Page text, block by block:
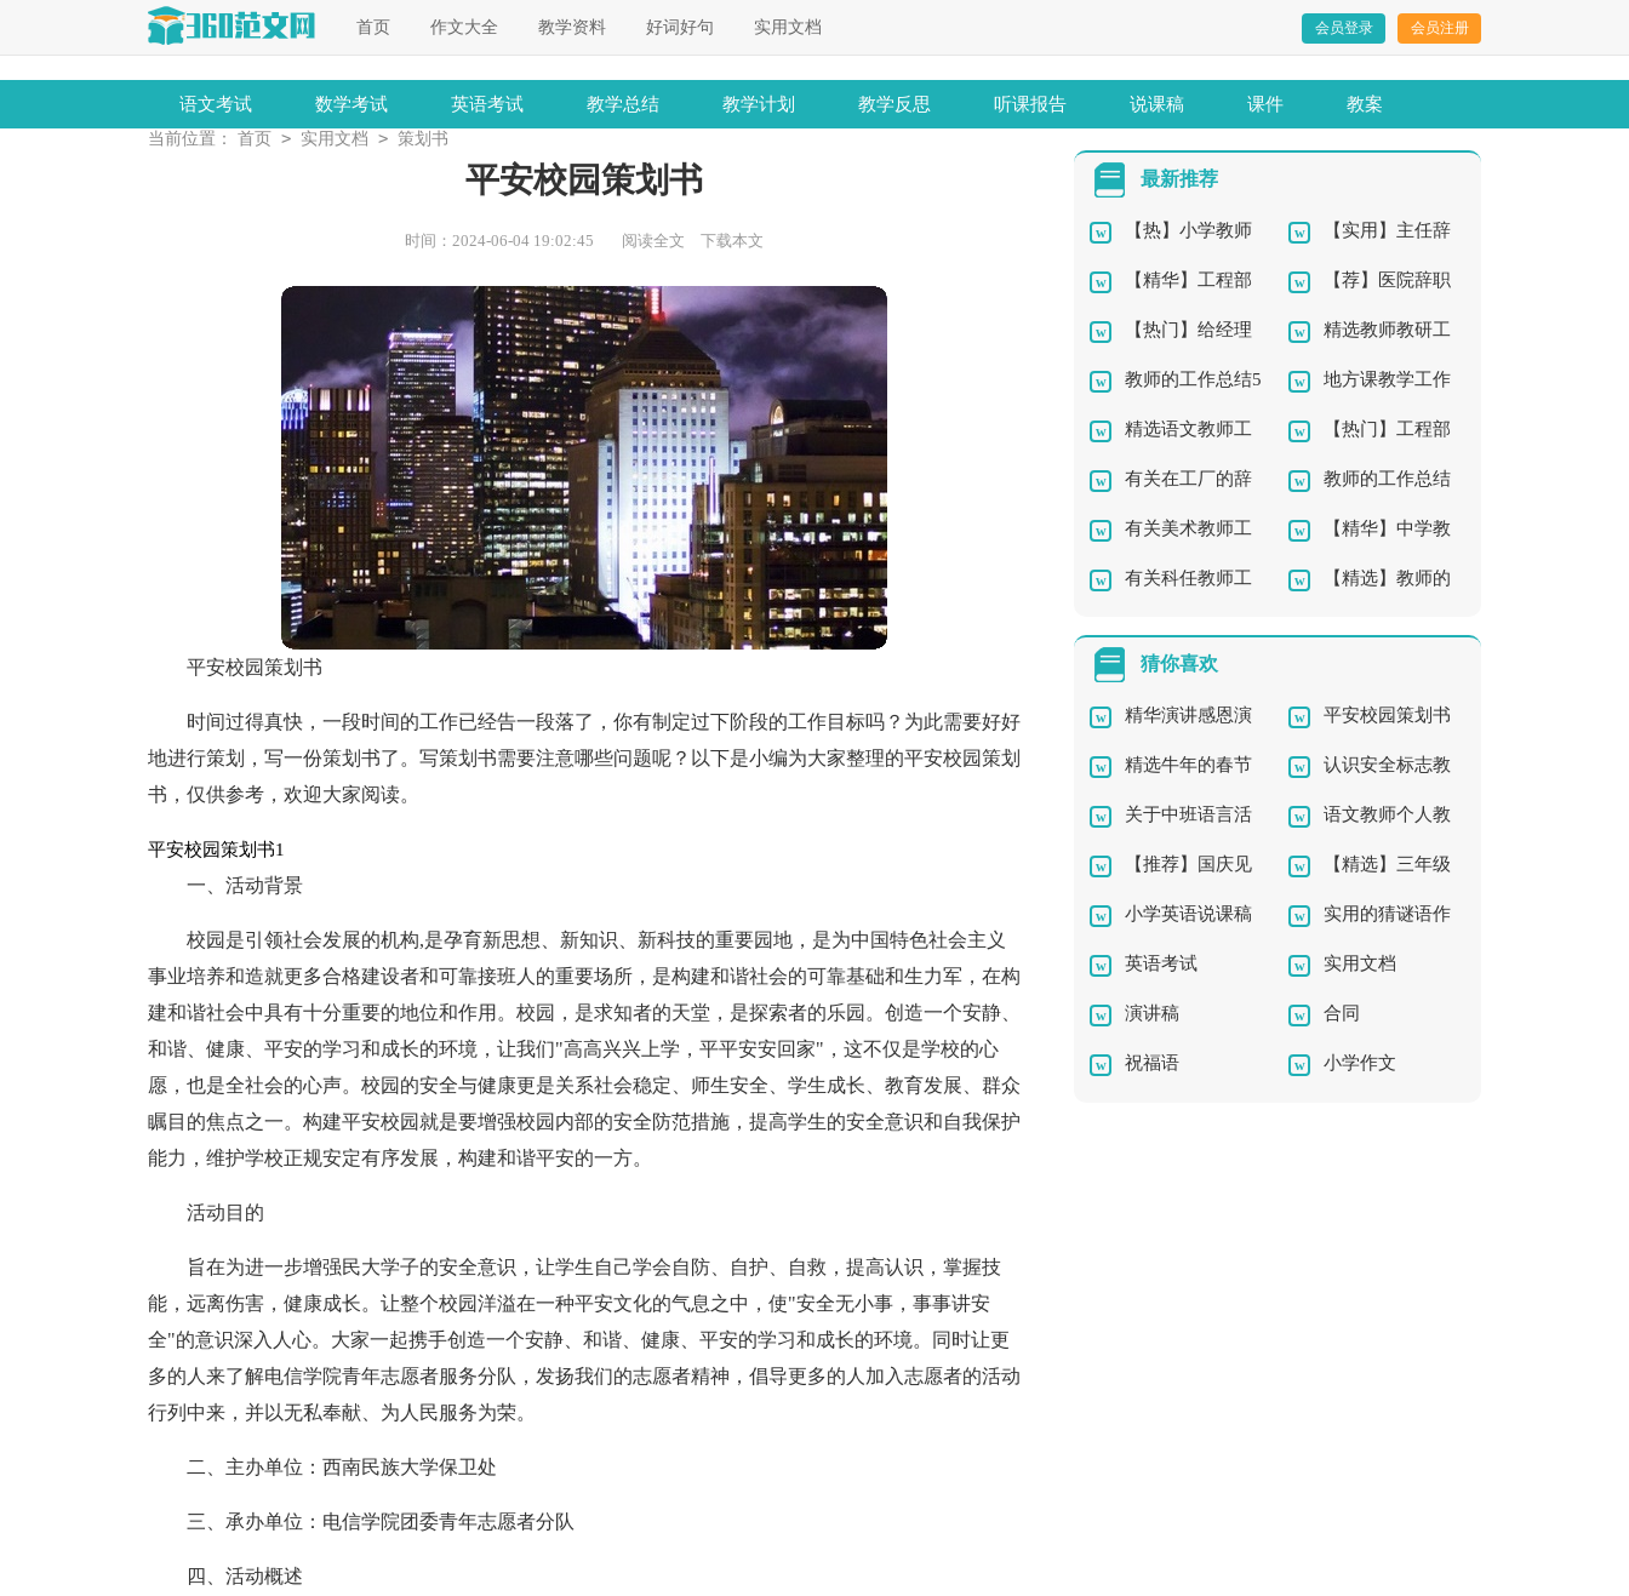
首页 作文大全 教学资料 好词好句 实用文档 会员登录 会员注册
语文考试 数学考试 英语考试 教学总结 教学计划 教学反思 听课报告 说课稿 课件 教案
当前位置： 首页 > 实用文档 > 策划书
平安校园策划书
时间：2024-06-04 19:02:45 阅读全文 下载本文
平安校园策划书
时间过得真快，一段时间的工作已经告一段落了，你有制定过下阶段的工作目标吗？为此需要好好
地进行策划，写一份策划书了。写策划书需要注意哪些问题呢？以下是小编为大家整理的平安校园策划
书，仅供参考，欢迎大家阅读。
平安校园策划书1
一、活动背景
校园是引领社会发展的机构,是孕育新思想、新知识、新科技的重要园地，是为中国特色社会主义
事业培养和造就更多合格建设者和可靠接班人的重要场所，是构建和谐社会的可靠基础和生力军，在构
建和谐社会中具有十分重要的地位和作用。校园，是求知者的天堂，是探索者的乐园。创造一个安静、
和谐、健康、平安的学习和成长的环境，让我们"高高兴兴上学，平平安安回家"，这不仅是学校的心
愿，也是全社会的心声。校园的安全与健康更是关系社会稳定、师生安全、学生成长、教育发展、群众
瞩目的焦点之一。构建平安校园就是要增强校园内部的安全防范措施，提高学生的安全意识和自我保护
能力，维护学校正规安定有序发展，构建和谐平安的一方。
活动目的
旨在为进一步增强民大学子的安全意识，让学生自己学会自防、自护、自救，提高认识，掌握技
能，远离伤害，健康成长。让整个校园洋溢在一种平安文化的气息之中，使"安全无小事，事事讲安
全"的意识深入人心。大家一起携手创造一个安静、和谐、健康、平安的学习和成长的环境。同时让更
多的人来了解电信学院青年志愿者服务分队，发扬我们的志愿者精神，倡导更多的人加入志愿者的活动
行列中来，并以无私奉献、为人民服务为荣。
二、主办单位：西南民族大学保卫处
三、承办单位：电信学院团委青年志愿者分队
四、活动概述
最新推荐
【热】小学教师
辞职报告10篇
【实用】主任辞
职报告四篇
【精华】工程部
年终工作总结10篇
【荐】医院辞职
报告
【热门】给经理
的辞职报告4篇
精选教师教研工
作总结4篇
教师的工作总结5
篇
地方课教学工作
总结
精选语文教师工
作总结9篇
【热门】工程部
年终工作总结4篇
有关在工厂的辞
职报告4篇
教师的工作总结
集锦10篇
有关美术教师工
作总结四篇
【精华】中学教
师工作总结9篇
有关科任教师工 【精选】教师的
猜你喜欢
精华演讲感恩演
讲稿模板锦集
平安校园策划书
精选牛年的春节
的祝福语四篇
认识安全标志教
案4篇
关于中班语言活
动教案3篇
语文教师个人教
学工作计划
【推荐】国庆见
闻的初中作文300字四
篇
【精选】三年级
成语作文300字4篇
小学英语说课稿
(通用15篇)
实用的猜谜语作
文300字5篇
英语考试 实用文档
演讲稿 合同
祝福语 小学作文